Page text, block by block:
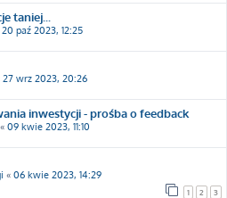
taniej...
20 paź 2023, 12:25
27 wrz 2023, 20:26
inwestycji - prośba o feedback
09 kwie 2023, 11:10
« 06 kwie 2023, 14:29
1 2 3